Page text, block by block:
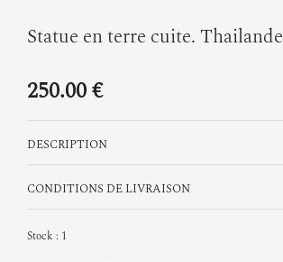
Statue en terre cuite. Thailande
250.00 €
DESCRIPTION
CONDITIONS DE LIVRAISON
Stock : 1